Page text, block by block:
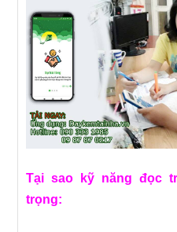
Tại sao kỹ năng đọc
trọng: